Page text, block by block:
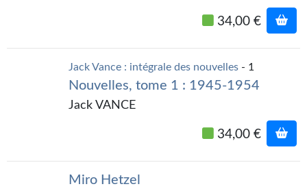
Support technique
34,00 €
Jack Vance : intégrale des nouvelles - 1
Nouvelles, tome 1 : 1945-1954
Jack VANCE
34,00 €
Miro Hetzel